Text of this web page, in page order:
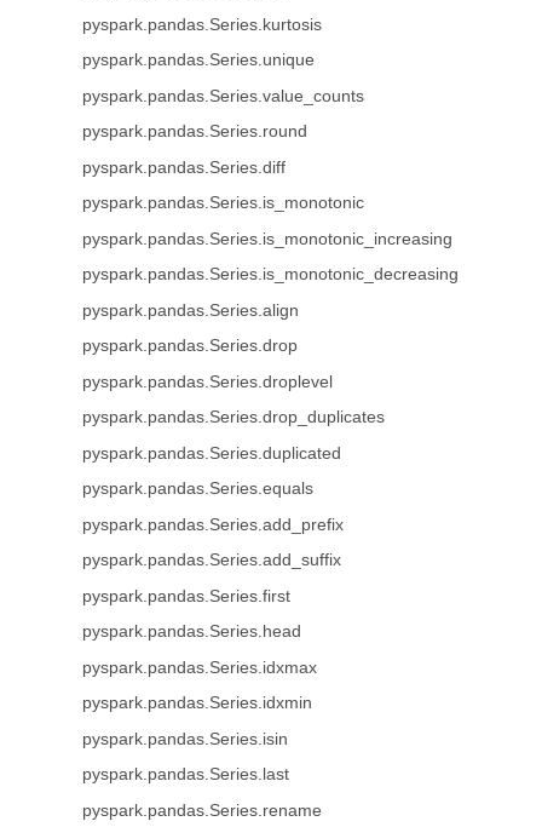
pyspark.pandas.Series.kurtosis
pyspark.pandas.Series.unique
pyspark.pandas.Series.value_counts
pyspark.pandas.Series.round
pyspark.pandas.Series.diff
pyspark.pandas.Series.is_monotonic
pyspark.pandas.Series.is_monotonic_increasing
pyspark.pandas.Series.is_monotonic_decreasing
pyspark.pandas.Series.align
pyspark.pandas.Series.drop
pyspark.pandas.Series.droplevel
pyspark.pandas.Series.drop_duplicates
pyspark.pandas.Series.duplicated
pyspark.pandas.Series.equals
pyspark.pandas.Series.add_prefix
pyspark.pandas.Series.add_suffix
pyspark.pandas.Series.first
pyspark.pandas.Series.head
pyspark.pandas.Series.idxmax
pyspark.pandas.Series.idxmin
pyspark.pandas.Series.isin
pyspark.pandas.Series.last
pyspark.pandas.Series.rename